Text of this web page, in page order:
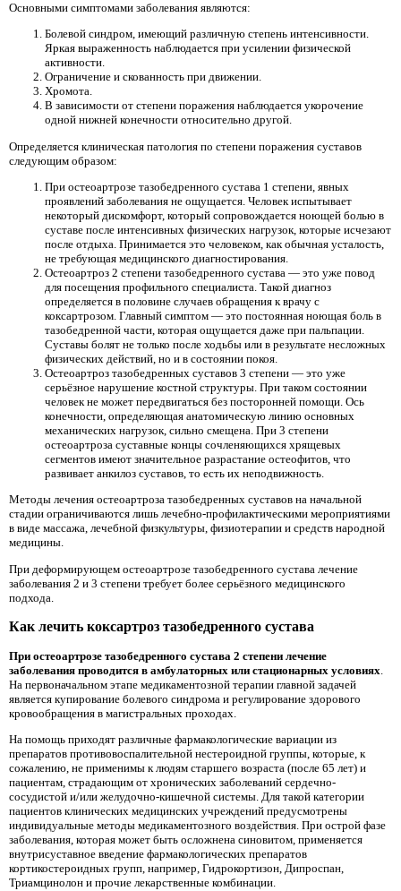
Основными симптомами заболевания являются:
Болевой синдром, имеющий различную степень интенсивности.
Яркая выраженность наблюдается при усилении физической
активности.
Ограничение и скованность при движении.
Хромота.
В зависимости от степени поражения наблюдается укорочение
одной нижней конечности относительно другой.
Определяется клиническая патология по степени поражения суставов
следующим образом:
При остеоартрозе тазобедренного сустава 1 степени, явных
проявлений заболевания не ощущается. Человек испытывает
некоторый дискомфорт, который сопровождается ноющей болью в
суставе после интенсивных физических нагрузок, которые исчезают
после отдыха. Принимается это человеком, как обычная усталость,
не требующая медицинского диагностирования.
Остеоартроз 2 степени тазобедренного сустава — это уже повод
для посещения профильного специалиста. Такой диагноз
определяется в половине случаев обращения к врачу с
коксартрозом. Главный симптом — это постоянная ноющая боль в
тазобедренной части, которая ощущается даже при пальпации.
Суставы болят не только после ходьбы или в результате несложных
физических действий, но и в состоянии покоя.
Остеоартроз тазобедренных суставов 3 степени — это уже
серьёзное нарушение костной структуры. При таком состоянии
человек не может передвигаться без посторонней помощи. Ось
конечности, определяющая анатомическую линию основных
механических нагрузок, сильно смещена. При 3 степени
остеоартроза суставные концы сочленяющихся хрящевых
сегментов имеют значительное разрастание остеофитов, что
развивает анкилоз суставов, то есть их неподвижность.
Методы лечения остеоартроза тазобедренных суставов на начальной
стадии ограничиваются лишь лечебно-профилактическими мероприятиями
в виде массажа, лечебной физкультуры, физиотерапии и средств народной
медицины.
При деформирующем остеоартрозе тазобедренного сустава лечение
заболевания 2 и 3 степени требует более серьёзного медицинского
подхода.
Как лечить коксартроз тазобедренного сустава
При остеоартрозе тазобедренного сустава 2 степени лечение
заболевания проводится в амбулаторных или стационарных условиях
На первоначальном этапе медикаментозной терапии главной задачей
является купирование болевого синдрома и регулирование здорового
кровообращения в магистральных проходах.
На помощь приходят различные фармакологические вариации из
препаратов противовоспалительной нестероидной группы, которые, к
сожалению, не применимы к людям старшего возраста (после 65 лет) и
пациентам, страдающим от хронических заболеваний сердечно-
сосудистой и/или желудочно-кишечной системы. Для такой категории
пациентов клинических медицинских учреждений предусмотрены
индивидуальные методы медикаментозного воздействия. При острой фазе
заболевания, которая может быть осложнена синовитом, применяется
внутрисуставное введение фармакологических препаратов
кортикостероидных групп, например, Гидрокортизон, Дипроспан,
Триамцинолон и прочие лекарственные комбинации.